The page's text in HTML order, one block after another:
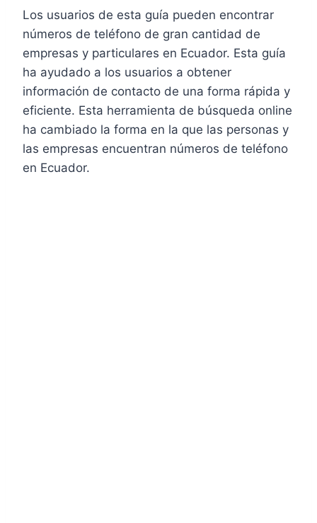
Los usuarios de esta guía pueden encontrar
números de teléfono de gran cantidad de
empresas y particulares en Ecuador. Esta guía
ha ayudado a los usuarios a obtener
información de contacto de una forma rápida y
eficiente. Esta herramienta de búsqueda online
ha cambiado la forma en la que las personas y
las empresas encuentran números de teléfono
en Ecuador.